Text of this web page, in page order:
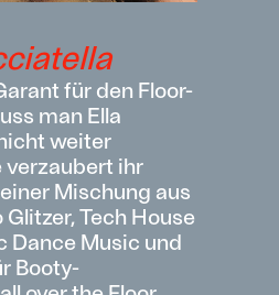
für den Floor-
man Ella
weiter
verzaubert ihr
Mischung aus
Tech House
Dance Music und
Booty-